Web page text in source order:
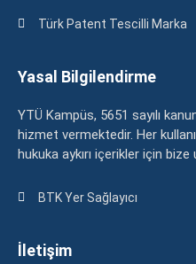
Türk Patent Tescilli Marka
Yasal Bilgilendirme
YTÜ Kampüs, 5651 sayılı
hizmet vermektedir. Her
hukuka aykırı içerikler için
BTK Yer Sağlayıcı
İletişim